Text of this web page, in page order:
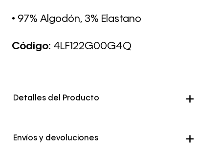
• 97% Algodón, 3% Elastano
Código: 4LF122G00G4Q
Detalles del Producto
Color Azul
Envíos y devoluciones